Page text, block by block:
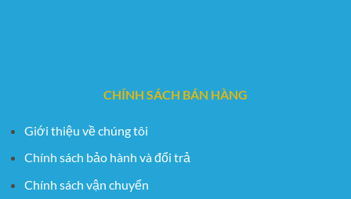
CHÍNH SÁCH BÁN HÀNG
Giới thiệu về chúng tôi
Chính sách bảo hành và đổi trả
Chính sách vận chuyển